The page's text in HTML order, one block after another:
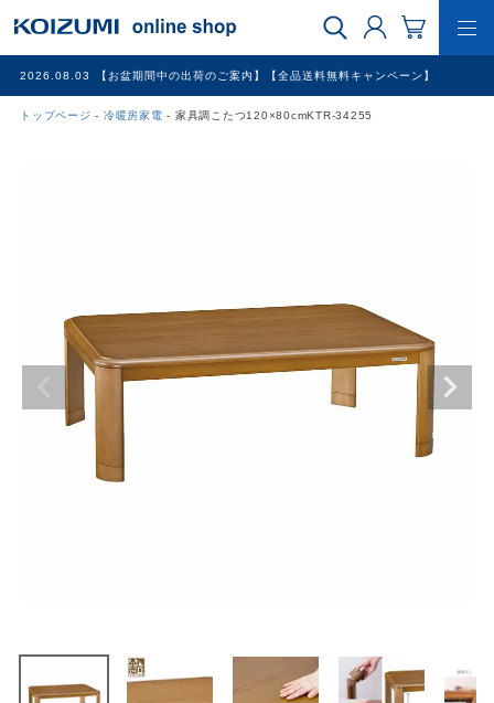
2026.08.03 【お盆期間中の出荷のご案内】【全品送料無料キャンペーン】
トップページ 冷暖房家電 家具調こたつ120×80cmKTR-34255